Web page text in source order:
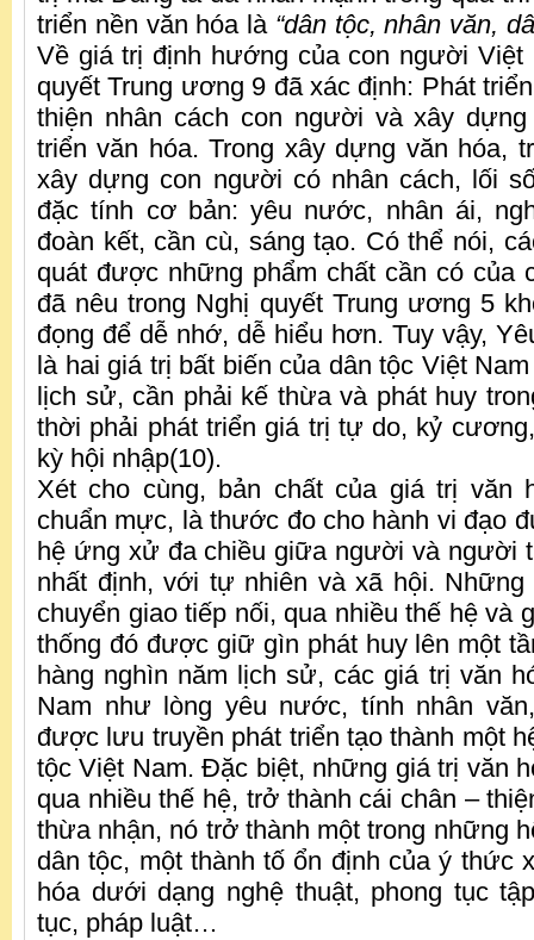
triển nền văn hóa là “dân tộc, nhân văn,
Về giá trị định hướng của con người Việt
quyết Trung ương 9 đã xác định: Phát
thiện nhân cách con người và xây
triển văn hóa. Trong xây dựng văn hóa,
xây dựng con người có nhân cách, lối
đặc tính cơ bản: yêu nước, nhân ái,
đoàn kết, cần cù, sáng tạo. Có thể nói,
quát được những phẩm chất cần có của
đã nêu trong Nghị quyết Trung ương 5
đọng để dễ nhớ, dễ hiểu hơn. Tuy vậy,
là hai giá trị bất biến của dân tộc Việt
lịch sử, cần phải kế thừa và phát huy
thời phải phát triển giá trị tự do, kỷ
kỳ hội nhập(10).
Xét cho cùng, bản chất của giá trị văn
chuẩn mực, là thước đo cho hành vi đạo
hệ ứng xử đa chiều giữa người và người
nhất định, với tự nhiên và xã hội.
chuyển giao tiếp nối, qua nhiều thế hệ và
thống đó được giữ gìn phát huy lên một
hàng nghìn năm lịch sử, các giá trị văn
Nam như lòng yêu nước, tính nhân
được lưu truyền phát triển tạo thành một
tộc Việt Nam. Đặc biệt, những giá trị văn
qua nhiều thế hệ, trở thành cái chân –
thừa nhận, nó trở thành một trong những
dân tộc, một thành tố ổn định của ý thức
hóa dưới dạng nghệ thuật, phong tục
tục, pháp luật…